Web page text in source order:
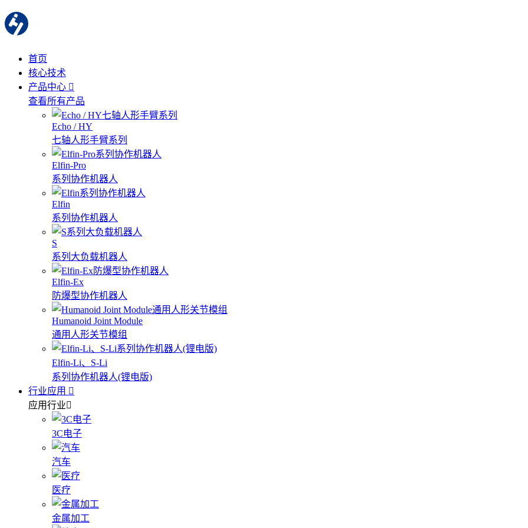
首页
核心技术
产品中心
查看所有产品
Echo / HY
七轴人形手臂系列
Elfin-Pro
系列协作机器人
Elfin
系列协作机器人
S
系列大负载机器人
Elfin-Ex
防爆型协作机器人
Humanoid Joint Module
通用人形关节模组
Elfin-Li、S-Li
系列协作机器人(锂电版)
行业应用
应用行业
3C电子
汽车
医疗
金属加工